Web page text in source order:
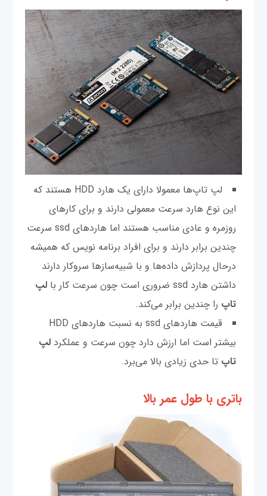
لپ تاپ‌ها معمولا دارای یک هارد HDD هستند که
این نوع هارد سرعت معمولی دارند و برای کارهای
روزمره و عادی مناسب هستند اما هاردهای ssd سرعت
چندین برابر دارند و برای افراد برنامه نویس که همیشه
درحال پردازش داده‌ها و با شبیه‌سازها سروکار دارند
داشتن هارد ssd ضروری است چون سرعت کار با
لپ
تاپ را چندین برابر می‌کند.
قیمت هاردهای ssd به نسبت هاردهای HDD
بیشتر است اما ارزش دارد چون سرعت و عملکردلپ
تاپ تا حدی زیادی بالا می‌برد.
باتری با طول عمر بالا